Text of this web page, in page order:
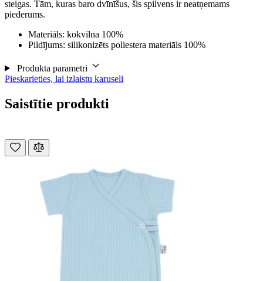
steigas. Tām, kuras baro dvīnīšus, šis spilvens ir neatņemams
piederums.
Materiāls: kokvilna 100%
Pildījums: silikonizēts poliestera materiāls 100%
Produkta parametri
Pieskarieties, lai izlaistu karuseli
Saistītie produkti